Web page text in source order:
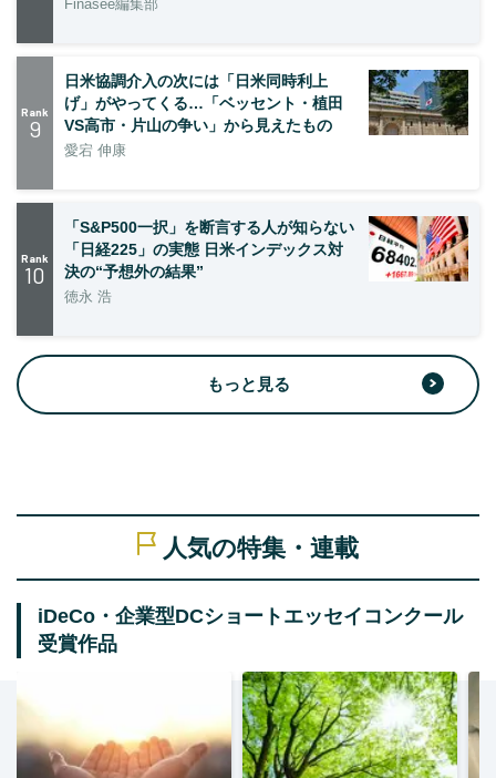
Finasee編集部
Rank
9
日米協調介入の次には「日米同時利上
げ」がやってくる…「ベッセント・植田
VS高市・片山の争い」から見えたもの
愛宕 伸康
Rank
10
「S&P500一択」を断言する人が知らない
「日経225」の実態 日米インデックス対
決の“予想外の結果”
徳永 浩
もっと見る
人気の特集・連載
iDeCo・企業型DCショートエッセイコンクール
受賞作品